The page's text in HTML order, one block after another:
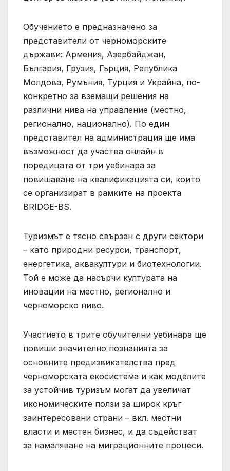
Обучението е предназначено за
представители от черноморските
държави: Армения, Азербайджан,
България, Грузия, Гърция, Република
Молдова, Румъния, Турция и Украйна, по-
конкретно за вземащи решения на
различни нива на управление (местно,
регионално, национално). По един
представител на администрация ще има
възможност да участва онлайн в
поредицата от три уебинара за
повишаване на квалификацията си, които
се организират в рамките на проекта
BRIDGE-BS.
Туризмът е тясно свързан с други сектори
– като природни ресурси, транспорт,
енергетика, аквакултури и биотехнологии.
Той е може да насърчи културата на
иновации на местно, регионално и
черноморско ниво.
Участието в трите обучителни уебинара ще
повиши значително познанията за
основните предизвикателства пред
черноморската екосистема и как моделите
за устойчив туризъм могат да увеличат
икономическите ползи за широк кръг
заинтересовани страни – вкл. местни
власти и местен бизнес, и да съдействат
за намаляване на миграционните процеси.